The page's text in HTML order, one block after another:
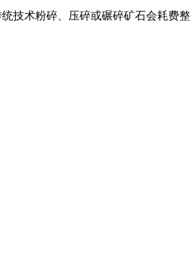
技术粉碎、压碎或碾碎矿石会耗费